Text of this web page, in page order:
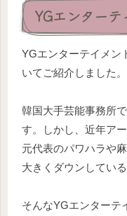
YGエンターテ
YGエンターテイメン
いてご紹介しました。
韓国大手芸能事務所
す。しかし、近年ア
元代表のパワハラや
大きくダウンしてい
そんなYGエンターテ